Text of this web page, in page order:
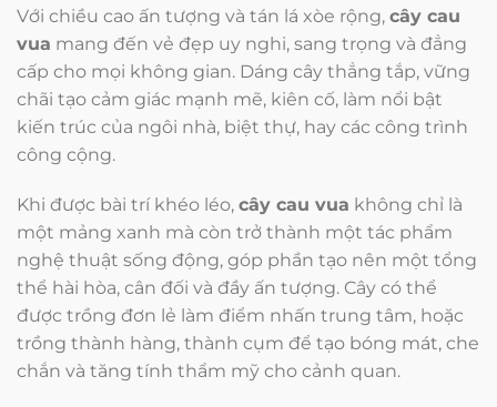
Với chiều cao ấn tượng và tán lá xòe rộng, cây cau
vua mang đến vẻ đẹp uy nghi, sang trọng và đẳng
cấp cho mọi không gian. Dáng cây thẳng tắp, vững
chãi tạo cảm giác mạnh mẽ, kiên cố, làm nổi bật
kiến trúc của ngôi nhà, biệt thự, hay các công trình
công cộng.
Khi được bài trí khéo léo, cây cau vua không chỉ là
một mảng xanh mà còn trở thành một tác phẩm
nghệ thuật sống động, góp phần tạo nên một tổng
thể hài hòa, cân đối và đầy ấn tượng. Cây có thể
được trồng đơn lẻ làm điểm nhấn trung tâm, hoặc
trồng thành hàng, thành cụm để tạo bóng mát, che
chắn và tăng tính thẩm mỹ cho cảnh quan.